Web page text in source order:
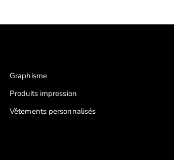
Graphisme
Produits impression
Vêtements personnalisés